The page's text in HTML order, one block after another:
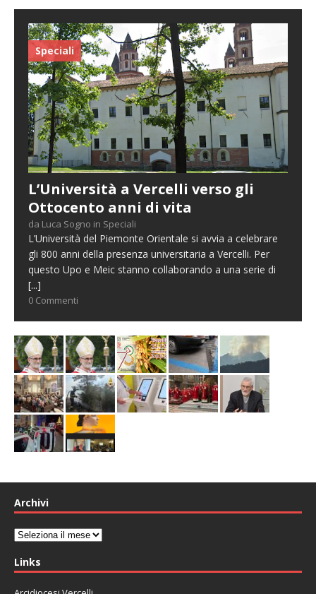
Speciali
L’Università a Vercelli verso gli
Ottocento anni di vita
da Luca Sogno in Speciali
L’Università del Piemonte Orientale si avvia a celebrare
gli 800 anni della presenza universitaria a Vercelli. Per
questo Upo e Meic stanno collaborando a una serie di
[...]
0 Commenti
Archivi
Archivi
Links